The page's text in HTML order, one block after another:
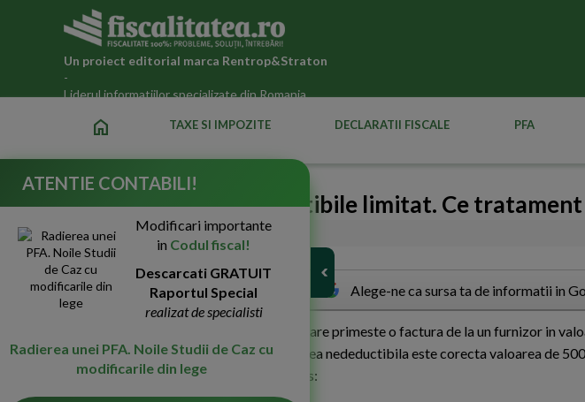
Un proiect editorial marca Rentrop&Straton
-
Liderul informatiilor specializate din Romania
home TAXE SI IMPOZITE DECLARATII FISCALE PFA
Cheltuieli si TVA deductibile limitat. Ce tratament
20-Iun-2013 6645
Alege-ne ca sursa ta de informatii in
om analiza mai jos cazul unei societati care primeste o factura de la un furnizor in
pentru 50%, vom stabili daca pentru partea nedeductibila este corecta valoarea de
daca sunt corecte inregistrarile de mai jos:
ATENTIE CONTABILI!
Modificari importante
in Codul fiscal!
Descarcati GRATUIT
Raportul Special
realizat de specialisti
Radierea unei PFA. Noile Studii de Caz cu
modificarile din lege